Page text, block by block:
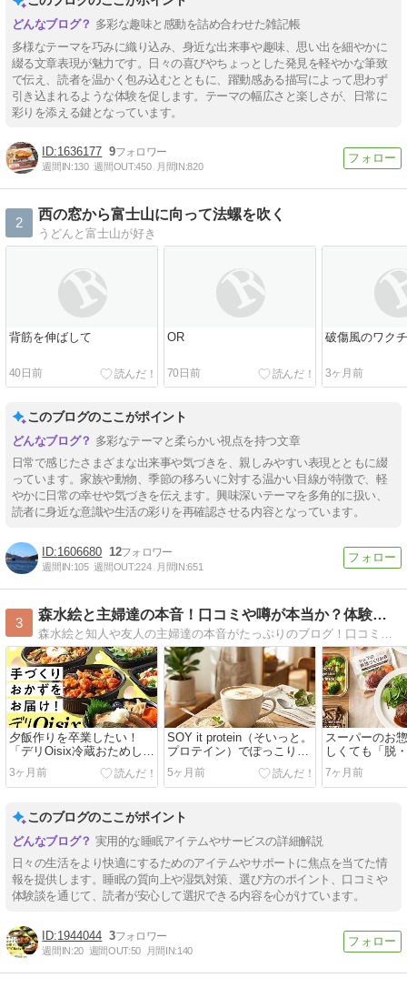
多彩な趣味と感動を詰め合わせた雑記帳
多様なテーマを巧みに織り込み、身近な出来事や趣味、思い出を細やかに
綴る文章表現が魅力です。日々の喜びやちょっとした発見を軽やかな筆致
で伝え、読者を温かく包み込むとともに、躍動感ある描写によって思わず
引き込まれるような体験を促します。テーマの幅広さと楽しさが、日常に
彩りを添える鍵となっています。
1636177 9
週間IN:130 週間OUT:450 月間IN:820
2
西の窓から富士山に向って法螺を吹く
うどんと富士山が好き
背筋を伸ばして
40日前
OR
70日前
破傷風のワク
3ヶ月前
このブログのここがポイント
多彩なテーマと柔らかい視点を持つ文章
日常で感じたさまざまな出来事や気づきを、親しみやすい表現とともに綴
っています。家族や動物、季節の移ろいに対する温かい目線が特徴で、軽
やかに日常の幸せや気づきを伝えます。興味深いテーマを多角的に扱い、
読者に身近な意識や生活の彩りを再確認させる内容となっています。
1606680 12
週間IN:105 週間OUT:224 月間IN:651
3
森水絵と主婦達の本音！口コミや噂が本当か？体験チェック！
夕飯作りを卒業したい！
「デリOisix冷蔵おためしセ
ット」を主婦が狙う5つの
理由とメリット
3ヶ月前
SOY it protein（そいっと。
プロテイン）でぽっこりお
腹も卒業！お腹の脂肪を減
らす
5ヶ月前
スーパーのお
しくても「脱
叶える作り置
最強ルール
7ヶ月前
このブログのここがポイント
実用的な睡眠アイテムやサービスの詳細解説
日々の生活をより快適にするためのアイテムやサポートに焦点を当てた情
報を提供します。睡眠の質向上や湿気対策、選び方のポイント、口コミや
体験談を通じて、読者が安心して選択できる内容を心がけています。
1944044 3
週間IN:20 週間OUT:50 月間IN:140